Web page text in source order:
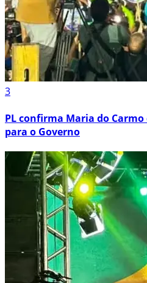
3
PL confirma Maria do
para o Governo